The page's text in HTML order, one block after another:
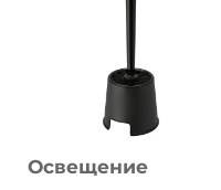
Тележки для
Зеркала для
Столешницы
Освещение
Освещение